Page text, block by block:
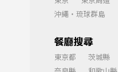
沖繩・琉球群島
餐廳搜尋
東京都 茨城縣